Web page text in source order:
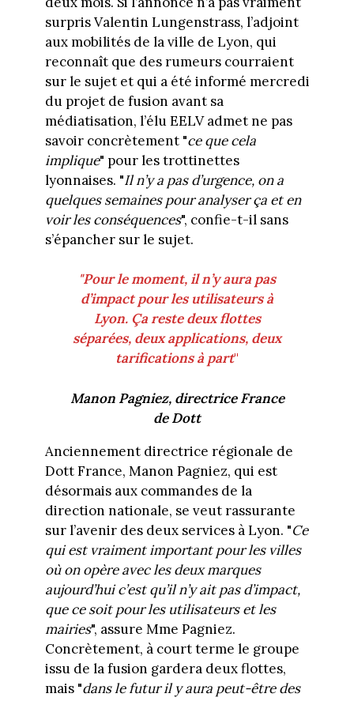
surpris Valentin Lungenstrass, l’adjoint
aux mobilités de la ville de Lyon, qui
reconnaît que des rumeurs courraient
sur le sujet et qui a été informé mercredi
du projet de fusion avant sa
médiatisation, l’élu EELV admet ne pas
savoir concrètement "ce que cela
implique" pour les trottinettes
lyonnaises. "Il n’y a pas d’urgence, on a
quelques semaines pour analyser ça et en
voir les conséquences", confie-t-il sans
s’épancher sur le sujet.
"Pour le moment, il n’y aura pas
d’impact pour les utilisateurs à
Lyon. Ça reste deux flottes
séparées, deux applications, deux
tarifications à part"
Manon Pagniez, directrice France
de Dott
Anciennement directrice régionale de
Dott France, Manon Pagniez, qui est
désormais aux commandes de la
direction nationale, se veut rassurante
sur l’avenir des deux services à Lyon. "Ce
qui est vraiment important pour les villes
où on opère avec les deux marques
aujourd’hui c’est qu’il n’y ait pas d’impact,
que ce soit pour les utilisateurs et les
mairies", assure Mme Pagniez.
Concrètement, à court terme le groupe
issu de la fusion gardera deux flottes,
mais "dans le futur il y aura peut-être des